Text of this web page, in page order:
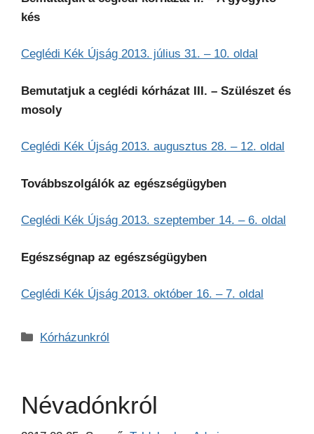
kés
Ceglédi Kék Újság 2013. július 31. – 10. oldal
Bemutatjuk a ceglédi kórházat III. – Szülészet és
mosoly
Ceglédi Kék Újság 2013. augusztus 28. – 12. oldal
Továbbszolgálók az egészségügyben
Ceglédi Kék Újság 2013. szeptember 14. – 6. oldal
Egészségnap az egészségügyben
Ceglédi Kék Újság 2013. október 16. – 7. oldal
Kategória
Kórházunkról
Névadónkról